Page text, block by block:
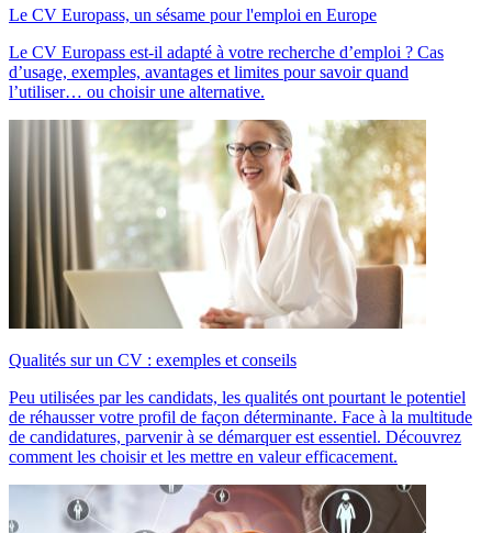
Le CV Europass, un sésame pour l'emploi en Europe
Le CV Europass est-il adapté à votre recherche d’emploi ? Cas
d’usage, exemples, avantages et limites pour savoir quand
l’utiliser… ou choisir une alternative.
Qualités sur un CV : exemples et conseils
Peu utilisées par les candidats, les qualités ont pourtant le potentiel
de réhausser votre profil de façon déterminante. Face à la multitude
de candidatures, parvenir à se démarquer est essentiel. Découvrez
comment les choisir et les mettre en valeur efficacement.